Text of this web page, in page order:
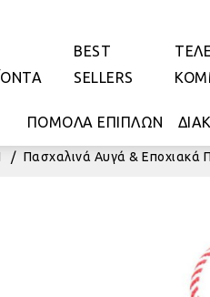
BEST
SELLERS
ΠΟΜΟΛΑ ΕΠΙΠΛΩΝ
/ Πασχαλινά Αυγά & Εποχιακά